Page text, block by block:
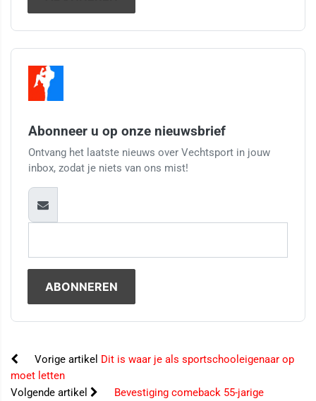
Abonneer u op onze nieuwsbrief
Ontvang het laatste nieuws over Vechtsport in jouw
inbox, zodat je niets van ons mist!
Vorige artikel Dit is waar je als sportschooleigenaar op
moet letten
Volgende artikel
Bevestiging comeback 55-jarige